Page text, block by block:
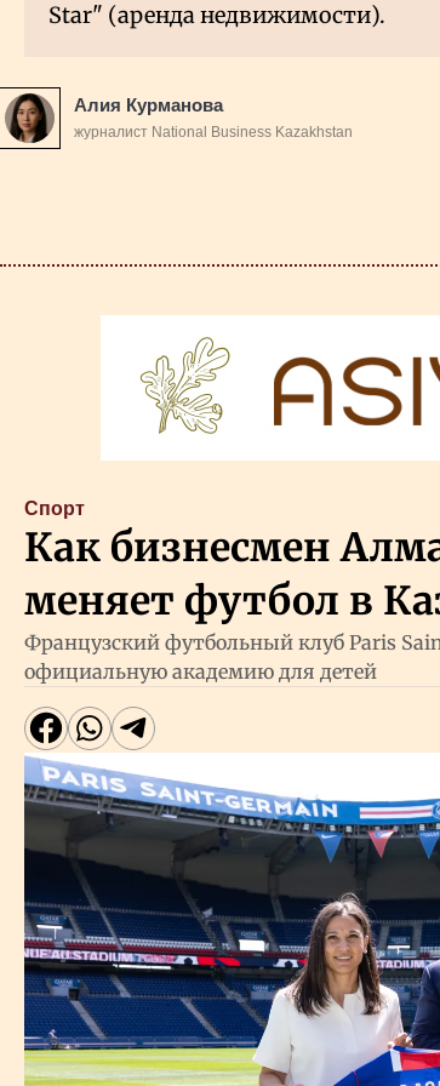
Star" (аренда недвижимости).
Алия Курманова
журналист National Business Kazakhstan
Cпорт
Как бизнесмен
меняет футбол в
Французский футбольный клуб Paris
официальную академию для детей